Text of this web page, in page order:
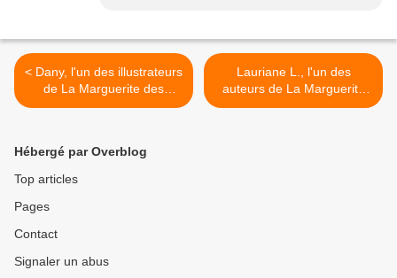
< Dany, l'un des illustrateurs
de La Marguerite des
possibles
Lauriane L., l'un des
auteurs de La Marguerite
des possibles >
Hébergé par Overblog
Top articles
Pages
Contact
Signaler un abus